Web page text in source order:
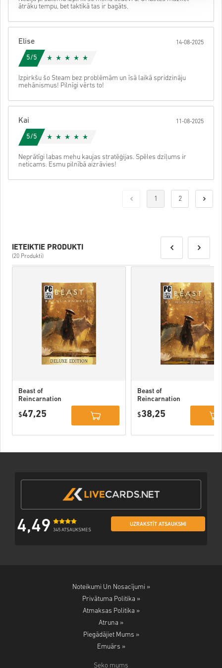
ātrāku tempu, bet taktikā tas ir bagāts.
Elise 14-08-2025
5/5
Izpirkšu šo Steam bez problēmām un īsā laikā spridzināju
mehānismus! Pilnīgi vērts to!
Kai 11-08-2025
5/5
Neprātīgi labas mehu kaujas stratēģijas. Spēles dziļums ir
neticams. Esmu pilnībā aizrāvies!
1 2
IETEIKTIE PRODUKTI
(20 Produkti)
Beast of
Reincarnation
PC (STEAM)
$47,25
Beast of
Reincarnation
$38,25
4,49 345 ATSAUKSMES
UZRAKSTĪT ATSAUKSMI
Noteikumi Un Nosacījumi »
Privātuma Politika »
Atmaksas Politika »
Atruna »
Piegādājiet Mums »
Emuārs »
Seko mums